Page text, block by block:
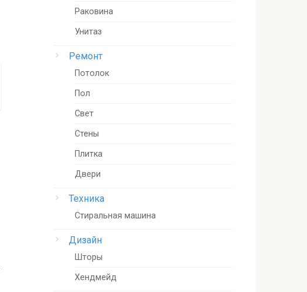
Раковина
Унитаз
Ремонт
Потолок
Пол
Свет
Стены
Плитка
Двери
Техника
Стиральная машина
Дизайн
Шторы
Хендмейд